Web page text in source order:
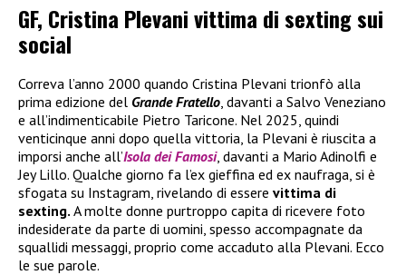
GF, Cristina Plevani vittima di sexting sui
social
Correva l’anno 2000 quando Cristina Plevani trionfò alla
prima edizione del Grande Fratello , davanti a Salvo Veneziano
e all’indimenticabile Pietro Taricone. Nel 2025, quindi
venticinque anni dopo quella vittoria, la Plevani è riuscita a
imporsi anche all’Isola dei Famosi, davanti a Mario Adinolfi e
Jey Lillo. Qualche giorno fa l’ex gieffina ed ex naufraga, si è
sfogata su Instagram, rivelando di essere vittima di
sexting. A molte donne purtroppo capita di ricevere foto
indesiderate da parte di uomini, spesso accompagnate da
squallidi messaggi, proprio come accaduto alla Plevani. Ecco
le sue parole.